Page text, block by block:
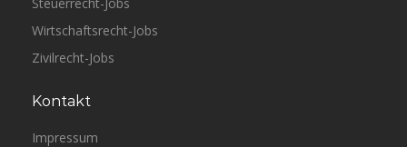
Wirtschaftsrecht-Jobs
Zivilrecht-Jobs
Kontakt
Impressum